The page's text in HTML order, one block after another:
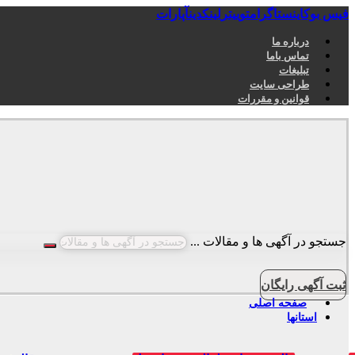
فیس بوکاینستاگرامتوییتر لینکدینآپارات
درباره ما
تماس باما
تبلیغات
طراحی سایت
قوانین و مقررات
جستجو در آگهی ها و مقالات ...
ثبت آگهی رایگان
صفحه اصلی
استانها